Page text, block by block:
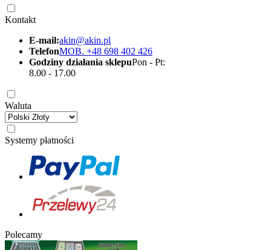
Kontakt
E-mail:akin@akin.pl
TelefonMOB. +48 698 402 426
Godziny działania sklepuPon - Pt:
8.00 - 17.00
Waluta
Systemy płatności
Polecamy